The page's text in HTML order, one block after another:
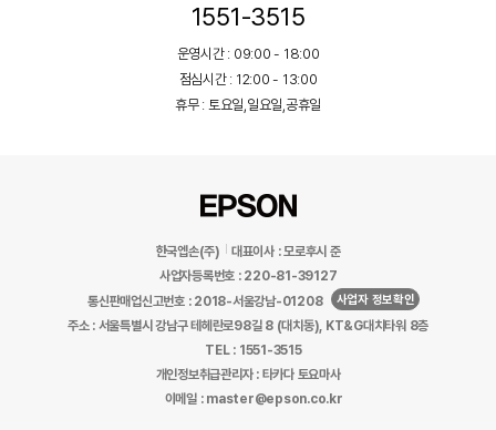
1551-3515
운영시간 : 09:00 - 18:00
점심시간 : 12:00 - 13:00
휴무 : 토요일,일요일,공휴일
한국엡손(주)
대표이사 : 모로후시 준
사업자등록번호 : 220-81-39127
통신판매업신고번호 : 2018-서울강남-01208
사업자 정보확인
주소 : 서울특별시 강남구 테헤란로98길 8 (대치동), KT&G대치타워 8층
TEL : 1551-3515
개인정보취급관리자 : 타카다 토요마사
이메일 : master@epson.co.kr